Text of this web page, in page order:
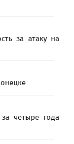
за атаку на
четыре года